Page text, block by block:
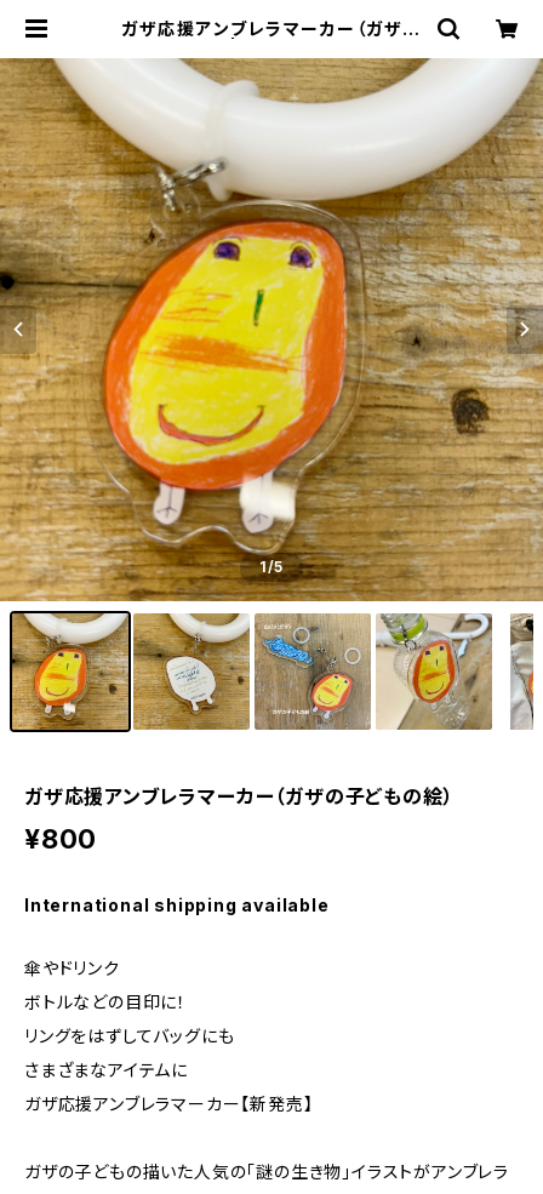
ガザ応援アンブレラマーカー（ガザの
ーズ
1/5
ガザ応援アンブレラマーカー（ガザの子どもの絵）
¥800
International shipping available
傘やドリンク
ボトルなどの目印に！
リングをはずしてバッグにも
さまざまなアイテムに
ガザ応援アンブレラマーカー【新発売】
ガザの子どもの描いた人気の「謎の生き物」イラストがアンブレラ